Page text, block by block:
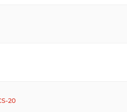
20